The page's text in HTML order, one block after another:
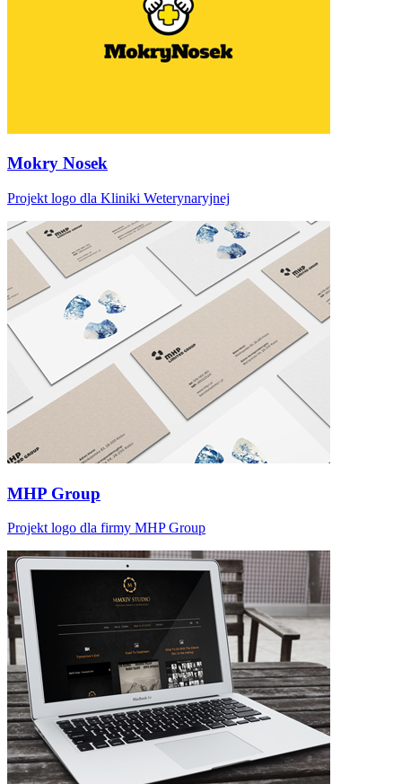
Mokry Nosek
Projekt logo dla Kliniki Weterynaryjnej
MHP Group
Projekt logo dla firmy MHP Group